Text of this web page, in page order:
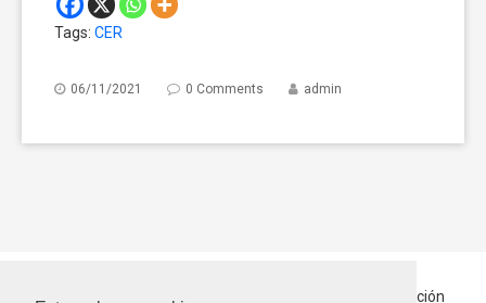
Tags: CER
06/11/2021 0 Comments admin
Inicio Quiénes somos En Adopción